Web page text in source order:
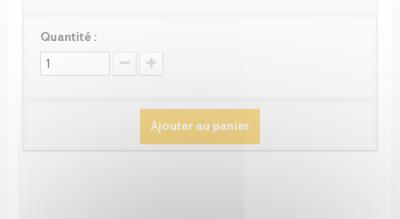
Quantité :
Ajouter au panier